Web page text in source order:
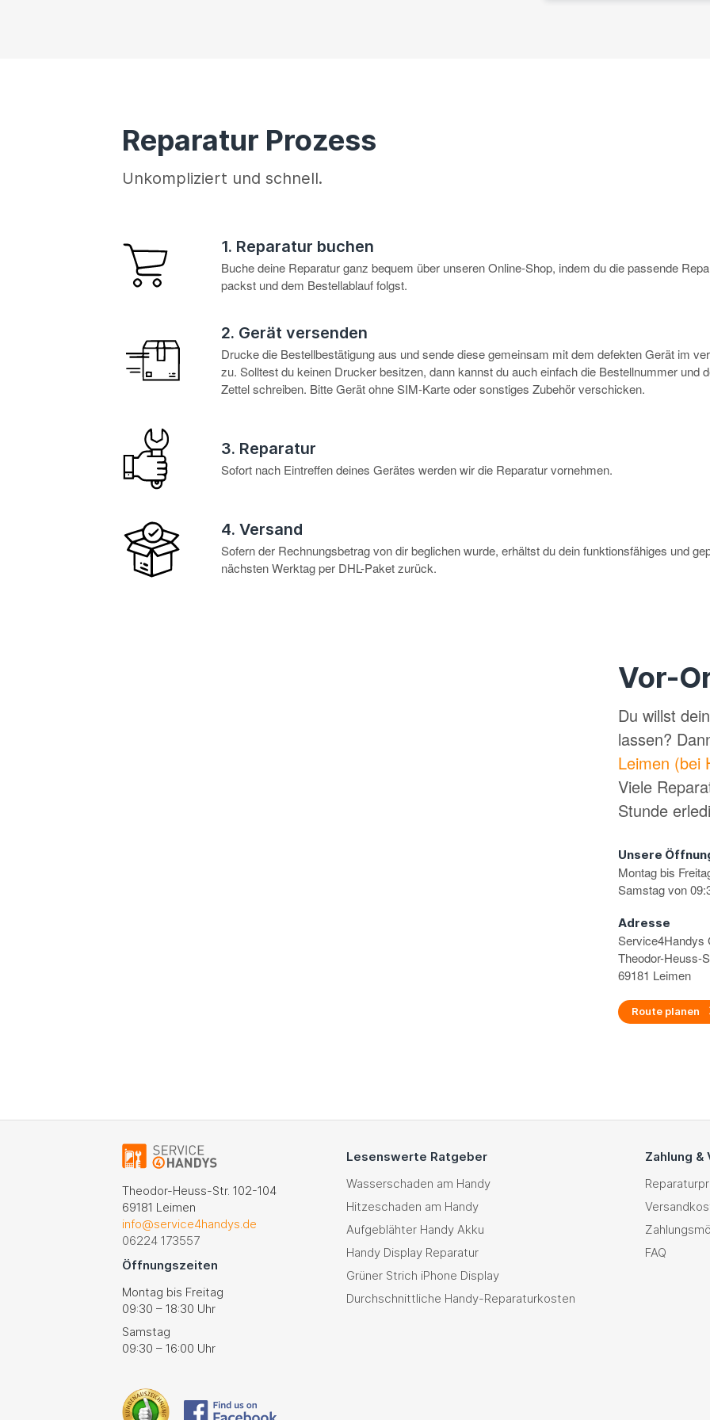
Reparatur Prozess
Unkompliziert und schnell.
1. Reparatur buchen
Buche deine Reparatur ganz bequem über unseren Online-Shop, indem du die passende
packst und dem Bestellablauf folgst.
2. Gerät versenden
Drucke die Bestellbestätigung aus und sende diese gemeinsam mit dem defekten Gerät im
zu. Solltest du keinen Drucker besitzen, dann kannst du auch einfach die Bestellnummer und
Zettel schreiben. Bitte Gerät ohne SIM-Karte oder sonstiges Zubehör verschicken.
3. Reparatur
Sofort nach Eintreffen deines Gerätes werden wir die Reparatur vornehmen.
4. Versand
Sofern der Rechnungsbetrag von dir beglichen wurde, erhältst du dein funktionsfähiges und
nächsten Werktag per DHL-Paket zurück.
Vor-
Du willst
lassen?
Leimen (bei
Viele
Stunde
Unsere
Montag bis
Samstag von
Adresse
Service4Handys
Theodor-Heuss-
69181 Leimen
Route planen
Theodor-Heuss-Str. 102-104
69181 Leimen
info@service4handys.de
06224 173557
Öffnungszeiten
Montag bis Freitag
09:30 – 18:30 Uhr
Samstag
09:30 – 16:00 Uhr
Lesenswerte Ratgeber
Wasserschaden am Handy
Hitzeschaden am Handy
Aufgeblähter Handy Akku
Handy Display Reparatur
Grüner Strich iPhone Display
Durchschnittliche Handy-Reparaturkosten
Zahlung &
FAQ